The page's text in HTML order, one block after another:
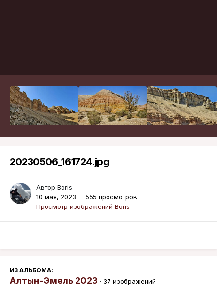
20230506_161724.jpg
Автор Boris
10 мая, 2023
555 просмотров
Просмотр изображений Boris
ИЗ АЛЬБОМА:
Алтын-Эмель 2023 · 37 изображений